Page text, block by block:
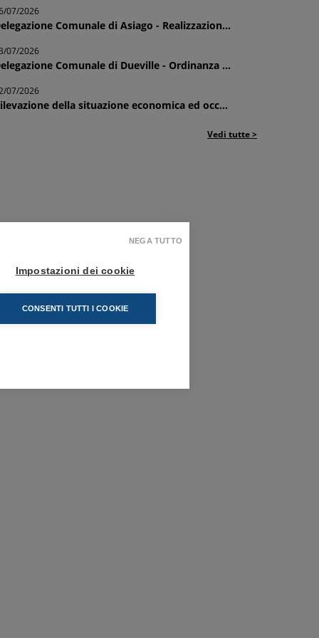
07/2026
Comunale di Asiago - Realizzazion...
07/2026
Comunale di Dueville - Ordinanza ...
07/2026
della situazione economica ed occ...
Vedi tutte >
Impostazioni dei cookie
NEGA TUTTO
CONSENTI TUTTI I COOKIE